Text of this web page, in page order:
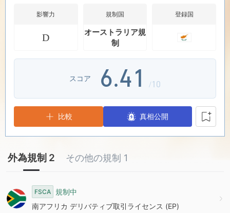
影響力
D
規制国
オーストラリア規
制
登録国
スコア
4
5
6
7
8
9
.
2
4
5
6
7
8
1
2
3
5
/10
比較 真相公開
外為規制 2 その他の規制 1
FSCA
規制中
南アフリカ デリバティブ取引ライセンス (EP)